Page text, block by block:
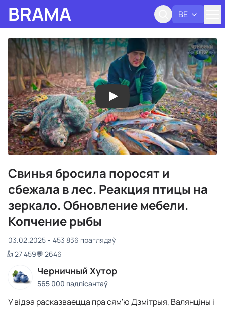
BRAMA BE
Свинья бросила поросят и
сбежала в лес. Реакция птицы на
зеркало. Обновление мебели.
Копчение рыбы
03.02.2025
453 836 праглядаў
👍 27 459💬 2646
Черничный Хутор
565 000 падпісантаў
У відэа расказваецца пра сям'ю Дзмітрыя, Валянціны і